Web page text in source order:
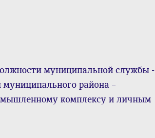
муниципальной службы -
района –
комплексу и личным